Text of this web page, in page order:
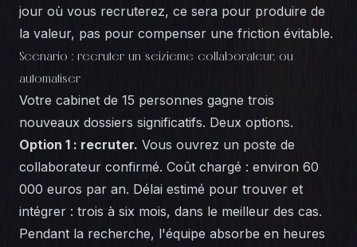
jour où vous recruterez, ce sera pour produire de
la valeur, pas pour compenser une friction évitable.
Scénario : recruter un seizième collaborateur, ou
automatiser
Votre cabinet de 15 personnes gagne trois
nouveaux dossiers significatifs. Deux options.
Option 1 : recruter. Vous ouvrez un poste de
collaborateur confirmé. Coût chargé : environ 60
000 euros par an. Délai estimé pour trouver et
intégrer : trois à six mois, dans le meilleur des cas.
Pendant la recherche, l'équipe absorbe en heures